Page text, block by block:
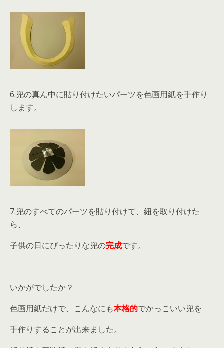
6.兜の真ん中に貼り付けたいパーツを色画用紙を手作り
します。
7.兜のすべてのパーツを貼り付けて、紐を取り付けた
ら、
子供の日にぴったりな兜の完成です。
いかがでしたか？
色画用紙だけで、こんなにも本格的でかっこいい兜を
手作りすることが出来ました。